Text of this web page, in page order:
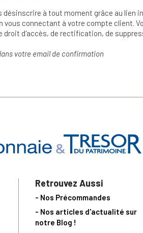
désinscrire à tout moment grâce au lien
vous connectant à votre compte client.
droit d'accès, de rectification, de
votre email de confirmation
Retrouvez Aussi
- Nos Précommandes
- Nos articles d'actualité sur
notre Blog !